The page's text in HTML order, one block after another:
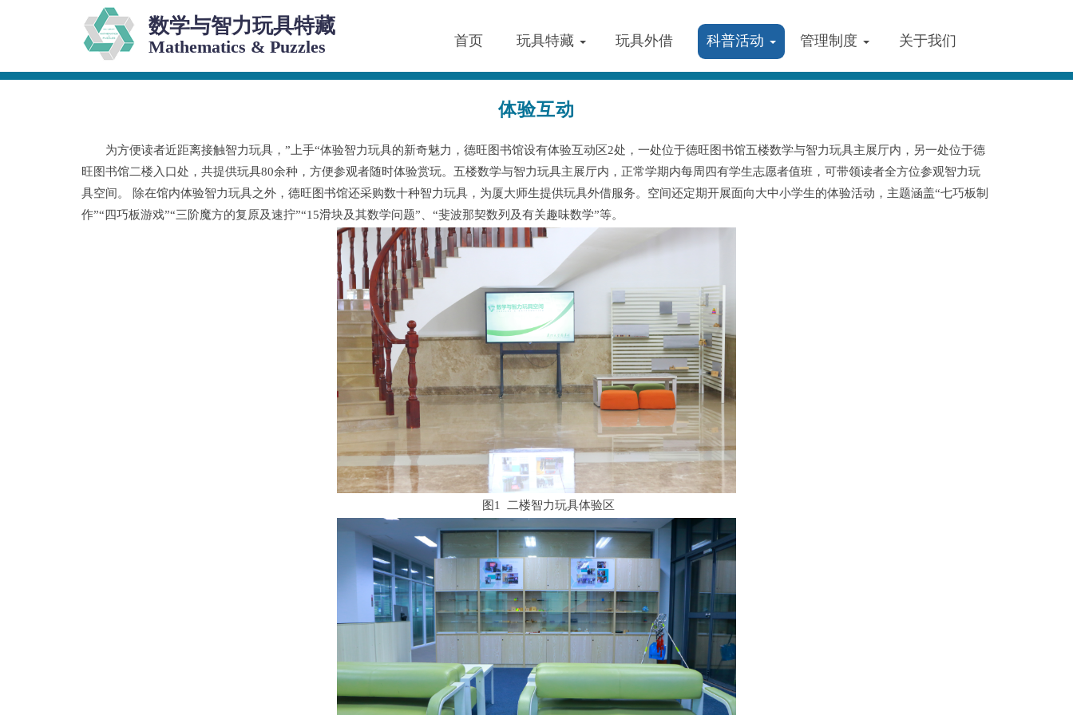
数学与智力玩具特藏
Mathematics & Puzzles 首页 玩具特藏 玩具外借 科普活动 管理制度 关于我们
体验互动
为方便读者近距离接触智力玩具，”上手“体验智力玩具的新奇魅力，德旺图书馆设有体验互动区2处，一处位于德旺图书馆五楼数学与智力玩具主展厅内，另一处位于德
旺图书馆二楼入口处，共提供玩具80余种，方便参观者随时体验赏玩。五楼数学与智力玩具主展厅内，正常学期内每周四有学生志愿者值班，可带领读者全方位参观智力玩
具空间。 除在馆内体验智力玩具之外，德旺图书馆还采购数十种智力玩具，为厦大师生提供玩具外借服务。空间还定期开展面向大中小学生的体验活动，主题涵盖“七巧板制
作”“四巧板游戏”“三阶魔方的复原及速拧”“15滑块及其数学问题”、“斐波那契数列及有关趣味数学”等。
图1 二楼智力玩具体验区